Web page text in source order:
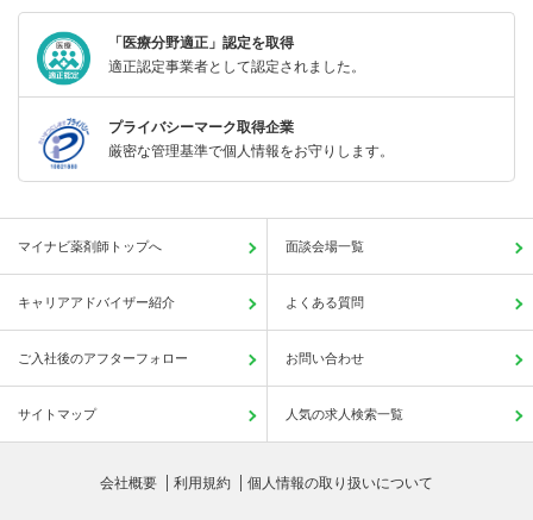
「医療分野適正」認定を取得
適正認定事業者として認定されました。
プライバシーマーク取得企業
厳密な管理基準で個人情報をお守りします。
マイナビ薬剤師トップへ 面談会場一覧
キャリアアドバイザー紹介 よくある質問
ご入社後のアフターフォロー お問い合わせ
サイトマップ 人気の求人検索一覧
会社概要 利用規約 個人情報の取り扱いについて